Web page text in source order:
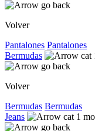
Volver
Pantalones Pantalones
Bermudas
Volver
Bermudas Bermudas
Jeans